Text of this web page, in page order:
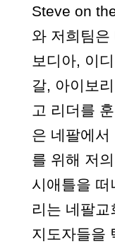
Steve on
와 저희팀
보디아, 이
갈, 아이보
고 리더를
은 네팔에
를 위해 저
시애틀을 떠
리는 네팔교
지도자들을